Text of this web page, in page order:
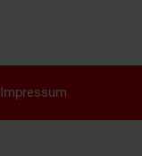
Impressum